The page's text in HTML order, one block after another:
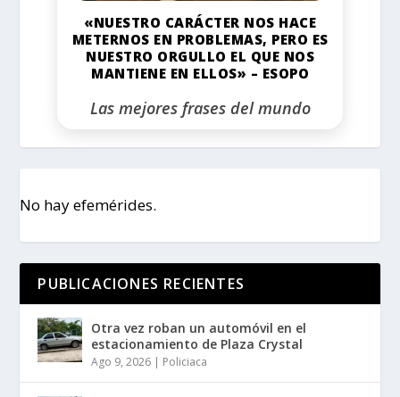
«NUESTRO CARÁCTER NOS HACE
METERNOS EN PROBLEMAS, PERO ES
NUESTRO ORGULLO EL QUE NOS
MANTIENE EN ELLOS» – ESOPO
Las mejores frases del mundo
No hay efemérides.
PUBLICACIONES RECIENTES
Otra vez roban un automóvil en el
estacionamiento de Plaza Crystal
Ago 9, 2026 | Policiaca